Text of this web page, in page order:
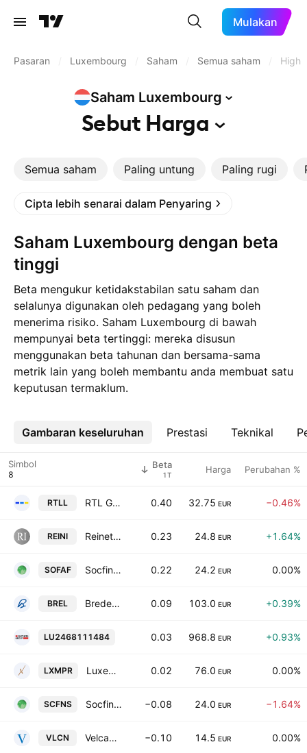
Mulakan
Pasaran Luxembourg Saham Semua saham High
Saham Luxembourg
Sebut Harga
Semua saham Paling untung Paling rugi
Cipta lebih senarai dalam Penyaring
Saham Luxembourg dengan beta
tinggi
Beta mengukur ketidakstabilan satu saham dan
selalunya digunakan oleh pedagang yang boleh
menerima risiko. Saham Luxembourg di bawah
mempunyai beta tertinggi: mereka disusun
menggunakan beta tahunan dan bersama-sama
metrik lain yang boleh membantu anda membuat satu
keputusan termaklum.
Gambaran keseluruhan Prestasi Teknikal
Lebih
Simbol Beta
1T Harga Perubahan %
RTLL RTL Group S.A. 0.40 32.75 EUR −0.46%
REINI Reinet Investments S.C.A. 0.23 24.8 EUR +1.64%
SOFAF Socfinaf S.A. 0.22 24.2 EUR 0.00%
BREL Brederode S.A. 0.09 103.0 EUR +0.39%
LU2468111484 Partners Group Direct Equity V (EUR)
0.03 968.8 EUR +0.93%
LXMPR Luxempart S.A. 0.02 76.0 EUR 0.00%
SCFNS Socfinasia S.A. −0.08 24.0 EUR −1.64%
VLCN Velcan Holdings SA −0.10 14.5 EUR 0.00%